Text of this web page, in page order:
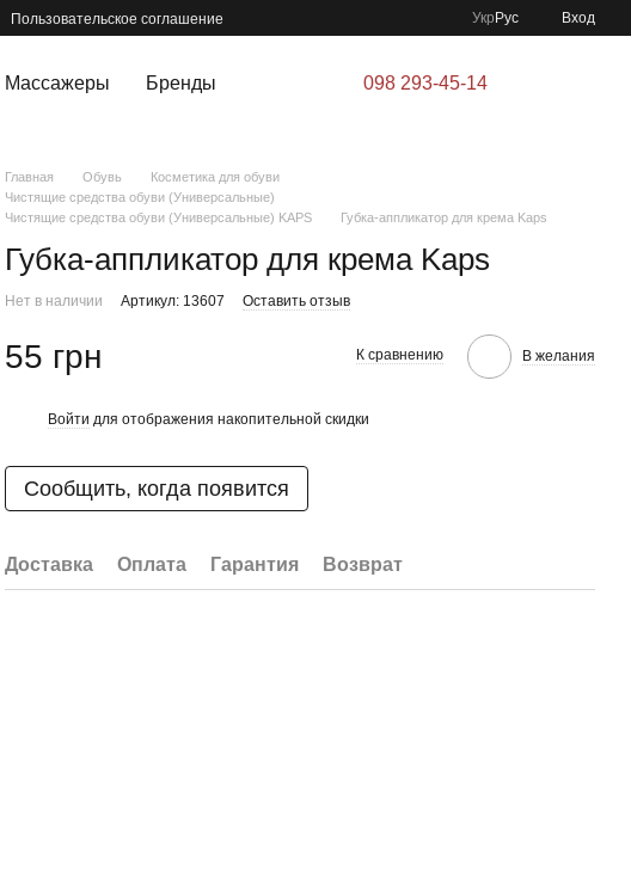
Пользовательское соглашение Укр Рус Вход
Массажеры Бренды 098 293-45-14
Главная Обувь
Косметика для обуви
Чистящие средства обуви (Универсальные)
Чистящие средства обуви (Универсальные) KAPS
Губка-аппликатор для крема Kaps
Губка-аппликатор для крема Kaps
Нет в наличии Артикул: 13607 Оставить отзыв
55 грн К сравнению В желания
Войти для отображения накопительной скидки
Сообщить, когда появится
Доставка Оплата Гарантия Возврат